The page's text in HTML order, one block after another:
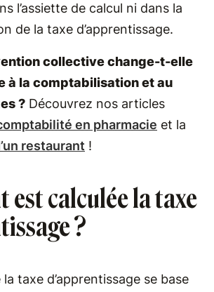
l’assiette de calcul ni dans la
de la taxe d’apprentissage.
collective change-t-elle
à la comptabilisation et au
? Découvrez nos articles
en pharmacie et la
restaurant !
est calculée la taxe
?
taxe d’apprentissage se base